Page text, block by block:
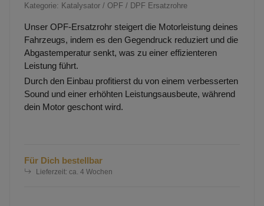
Kategorie: Katalysator / OPF / DPF Ersatzrohre
Unser OPF-Ersatzrohr steigert die Motorleistung deines
Fahrzeugs, indem es den Gegendruck reduziert und die
Abgastemperatur senkt, was zu einer effizienteren
Leistung führt.
Durch den Einbau profitierst du von einem verbesserten
Sound und einer erhöhten Leistungsausbeute, während
dein Motor geschont wird.
Für Dich bestellbar
Lieferzeit: ca. 4 Wochen